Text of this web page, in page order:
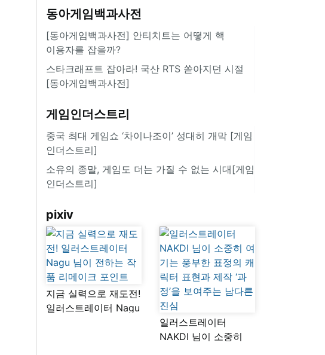
쿠키런 방치형 신작
'쿠키런 크럼블'
동아게임백과사전
[동아게임백과사전] 안티치트는 어떻게 핵
이용자를 잡을까?
스타크래프트 잡아라! 국산 RTS 쏟아지던 시절
[동아게임백과사전]
게임인더스트리
중국 최대 게임쇼 ‘차이나조이’ 성대히 개막 [게임
인더스트리]
소유의 종말, 게임도 더는 가질 수 없는 시대[게임
인더스트리]
pixiv
지금 실력으로 재도전!
일러스트레이터 Nagu
일러스트레이터
NAKDI 님이 소중히